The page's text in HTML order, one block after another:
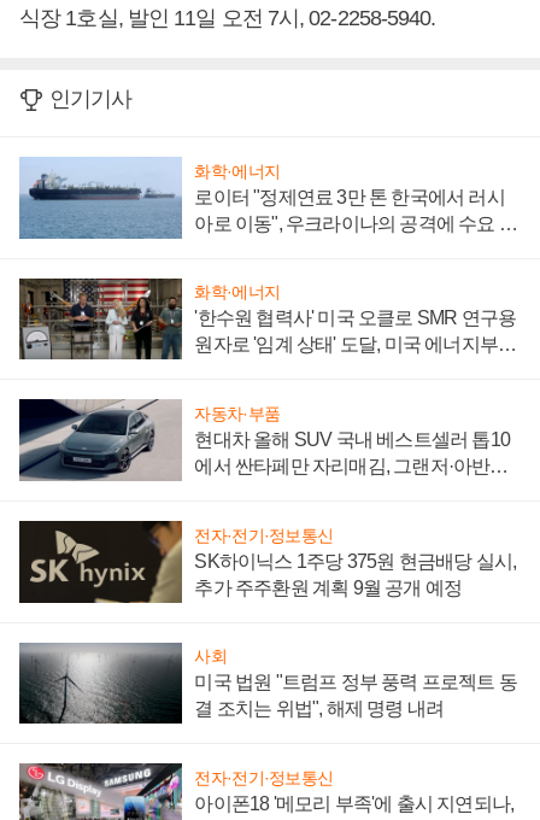
식장 1호실, 발인 11일 오전 7시, 02-2258-5940.
인기기사
화학·에너지
로이터 "정제연료 3만 톤 한국에서 러시
아로 이동", 우크라이나의 공격에 수요 늘
화학·에너지
'한수원 협력사' 미국 오클로 SMR 연구용
원자로 '임계 상태' 도달, 미국 에너지부
자동차·부품
현대차 올해 SUV 국내 베스트셀러 톱10
에서 싼타페만 자리매김, 그랜저·아반떼
전자·전기·정보통신
SK하이닉스 1주당 375원 현금배당 실시,
추가 주주환원 계획 9월 공개 예정
사회
미국 법원 "트럼프 정부 풍력 프로젝트 동
결 조치는 위법", 해제 명령 내려
전자·전기·정보통신
아이폰18 '메모리 부족'에 출시 지연되나,